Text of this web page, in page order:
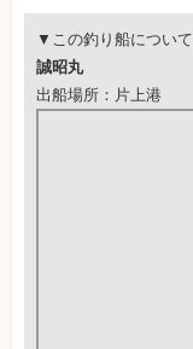
▼この釣り船について
誠昭丸
出船場所：片上港